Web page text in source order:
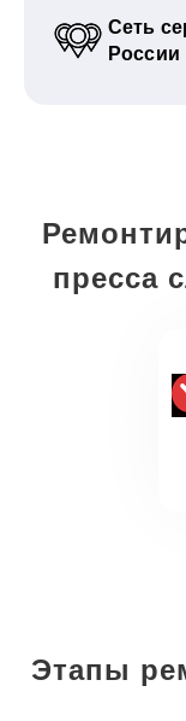
Сеть
России
пресса
Этапы